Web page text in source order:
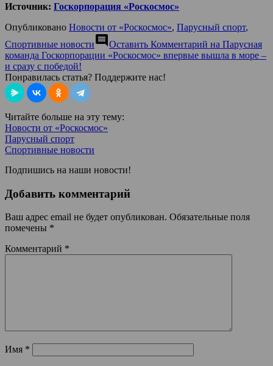
Источник: Госкорпорация «Роскосмос»
Опубликовано Новости от «Роскосмос», Парусный спорт,
Спортивные новостиcomment Оставить Комментарий на Парусная
команда Госкорпорации «Роскосмос» впервые вышла в море –
и сразу с победой!
Понравилась статья? Поддержите нас!
Читайте больше на эту тему:
Новости от «Роскосмос»
Парусный спорт
Спортивные новости
Подпишись на наши новости!
Добавить комментарий
Ваш адрес email не будет опубликован. Обязательные поля
помечены *
Комментарий *
Имя *